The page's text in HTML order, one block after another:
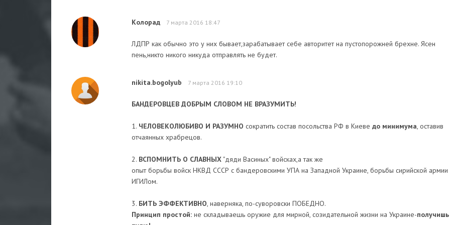
Колорад 7 марта 2016 18:47
ЛДПР как обычно это у них бывает,зарабатывает себе авторитет на пустопорожней брехне. Ясен
пень,никто никого никуда отправлять не будет.
nikita.bogolyub 7 марта 2016 19:10
БАНДЕРОВЦЕВ ДОБРЫМ СЛОВОМ НЕ ВРАЗУМИТЬ!
1. ЧЕЛОВЕКОЛЮБИВО И РАЗУМНО сократить состав посольства РФ в Киеве до минимума, оставив
отчаянных храбрецов.
2. ВСПОМНИТЬ О СЛАВНЫХ "дяди Васиных" войсках,а так же
опыт борьбы войск НКВД СССР с бандеровскими УПА на Западной Украине, борьбы сирийской армии
ИГИЛом.
3. БИТЬ ЭФФЕКТИВНО, наверняка, по-суворовски ПОБЕДНО.
Принцип простой: не складываешь оружие для мирной, созидательной жизни на Украине-получишь